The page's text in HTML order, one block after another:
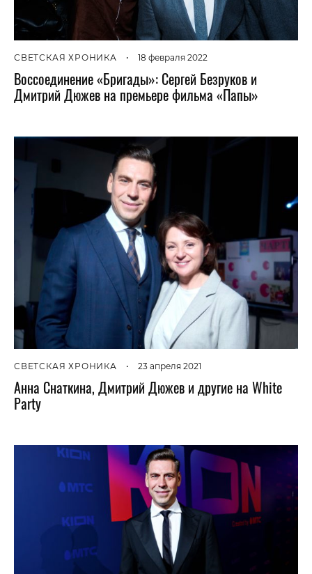
СВЕТСКАЯ ХРОНИКА • 18 февраля 2022
Воссоединение «Бригады»: Сергей Безруков и
Дмитрий Дюжев на премьере фильма «Папы»
СВЕТСКАЯ ХРОНИКА • 23 апреля 2021
Анна Снаткина, Дмитрий Дюжев и другие на White
Party